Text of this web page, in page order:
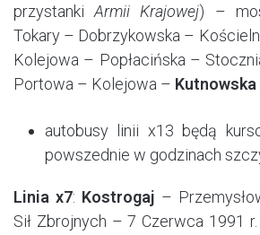
przystankiArmii Krajowej) –
Tokary – Dobrzykowska –
Kolejowa – Popłacińska –
Portowa – Kolejowa – Kutnowska
autobusy linii x13 będą
powszednie w godzinach
Linia x7: Kostrogaj –
Sił Zbrojnych – 7 Czerwca 1991